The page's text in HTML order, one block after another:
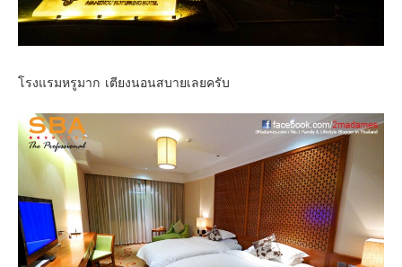
โรงแรมหรูมาก เตียงนอนสบายเลยครับ